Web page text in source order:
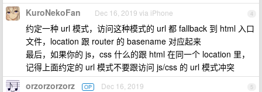
4
KuroNekoFan Dec 16, 2019 via iPhone
约定一种 url 模式，访问这种模式的 url 都 fallback 到 html 入口
文件，location 跟 router 的 basename 对应起来
最后，如果你的 js，css 什么的跟 html 在同一个 location 里，
记得上面约定的 url 模式不要跟访问 js/css 的 url 模式冲突
5
orzorzorzorz OP Dec 16, 2019